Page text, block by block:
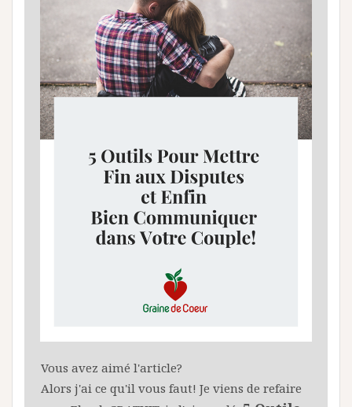
Vous avez aimé l'article?
Alors j'ai ce qu'il vous faut! Je viens de refaire